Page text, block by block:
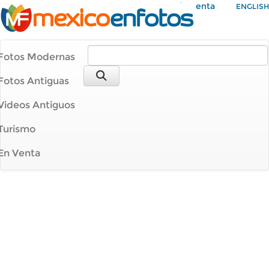
Mi Cuenta ENGLISH
Modernas
Antiguas
Antiguos
Venta